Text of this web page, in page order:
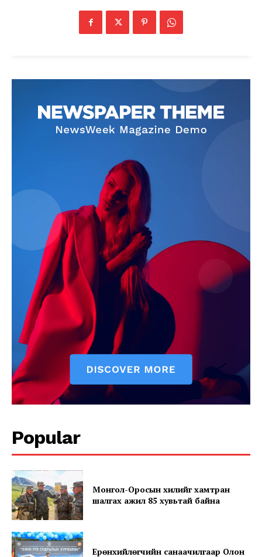
Popular
Монгол-Оросын хилийг хамтран
шалгах ажил 85 хувьтай байна
Ерөнхийлөгчийн санаачилгаар Олон